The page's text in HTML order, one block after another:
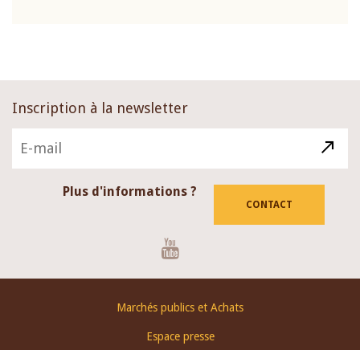
Inscription à la newsletter
Plus d'informations ?
CONTACT
Marchés publics et Achats
Espace presse